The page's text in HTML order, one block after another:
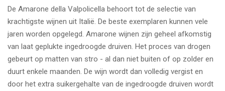
De Amarone della Valpolicella behoort tot de selectie van
krachtigste wijnen uit Italië. De beste exemplaren kunnen vele
jaren worden opgelegd. Amarone wijnen zijn geheel afkomstig
van laat geplukte ingedroogde druiven. Het proces van drogen
gebeurt op matten van stro - al dan niet buiten of op zolder en
duurt enkele maanden. De wijn wordt dan volledig vergist en
door het extra suikergehalte van de ingedroogde druiven wordt